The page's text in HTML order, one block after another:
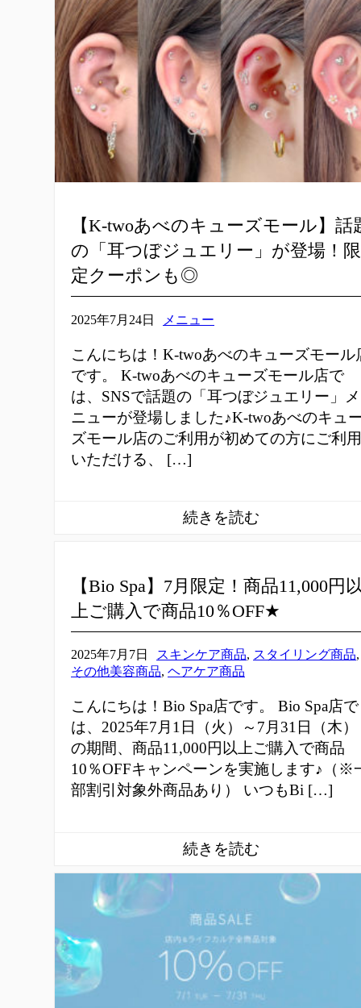
【K-twoあべのキューズモール】話
の「耳つぼジュエリー」が登場！限
定クーポンも◎
2025年7月24日 メニュー
こんにちは！K-twoあべのキューズモール
です。 K-twoあべのキューズモール店で
は、SNSで話題の「耳つぼジュエリー」メ
ニューが登場しました♪K-twoあべのキュ
ズモール店のご利用が初めての方にご利用
いただける、 […]
【Bio Spa】7月限定！商品11,000円
上ご購入で商品10％OFF★
2025年7月7日 スキンケア商品, スタイリング商品,
その他美容商品, ヘアケア商品
こんにちは！Bio Spa店です。 Bio Spa店で
は、2025年7月1日（火）～7月31日（木）
の期間、商品11,000円以上ご購入で商品
10％OFFキャンペーンを実施します♪（※
部割引対象外商品あり） いつもBi […]